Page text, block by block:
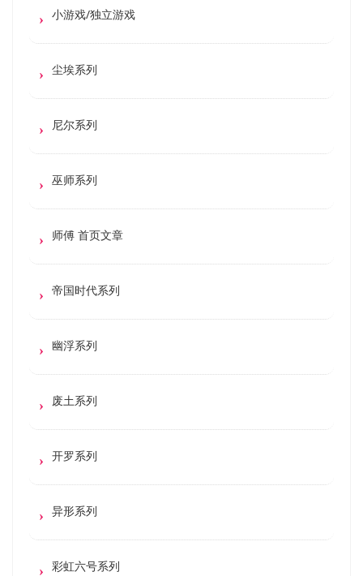
小游戏/独立游戏
尘埃系列
尼尔系列
巫师系列
师傅 首页文章
帝国时代系列
幽浮系列
废土系列
开罗系列
异形系列
彩虹六号系列